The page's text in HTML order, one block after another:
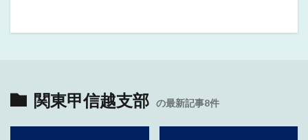
関東甲信越支部 の最新記事8件